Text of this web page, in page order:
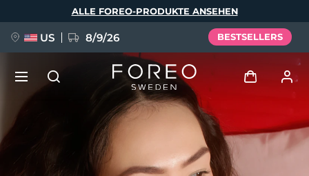
ALLE FOREO-PRODUKTE ANSEHEN
US 8/9/26 BESTSELLERS
Anmelden
Benutzerkonto
BREAKING NEWS
Sprache